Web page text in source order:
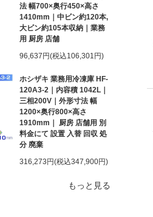
法 幅700×奥行450×高さ
1410mm｜中ビン約120本,
大ビン約105本収納｜業務
用 厨房 店舗
96,637円(税込106,301円)
ホシザキ 業務用冷凍庫 HF-
120A3-2｜内容積 1042L｜
三相200V｜外形寸法 幅
1200×奥行800×高さ
1910mm｜ 厨房 店舗用 別
料金にて 設置 入替 回収 処
分 廃棄
316,273円(税込347,900円)
もっと見る